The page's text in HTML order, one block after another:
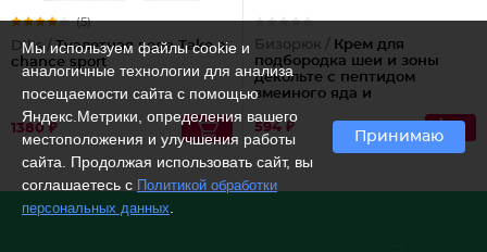
(5)
Dilis /Туалетная вода Take a
chance sport
1380 ₽
Бизорюк / Крем для
подбородка шеи и зоны
декольте с пептидом
змеиного яда и
594 ₽
Мы используем файлы cookie и
аналогичные технологии для анализа
посещаемости сайта с помощью
Яндекс.Метрики, определения вашего
местоположения и улучшения работы
сайта. Продолжая использовать сайт, вы
соглашаетесь с Политикой обработки
персональных данных
Принимаю